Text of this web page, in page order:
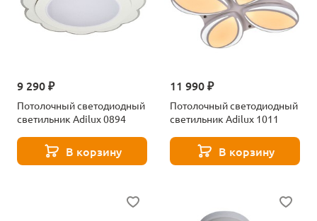
9 290 ₽
Потолочный светодиодный
светильник Adilux 0894
В корзину
11 990 ₽
Потолочный светодиодный
светильник Adilux 1011
В корзину